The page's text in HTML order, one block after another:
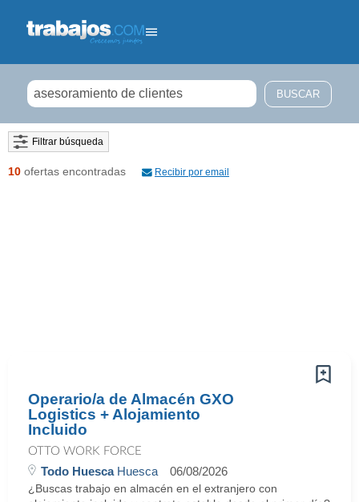
Filtrar búsqueda
10 ofertas encontradas Recibir por email
Operario/a de Almacén GXO
Logistics + Alojamiento
Incluido
OTTO WORK FORCE
Todo HuescaHuesca 06/08/2026
¿Buscas trabajo en almacén en el extranjero con